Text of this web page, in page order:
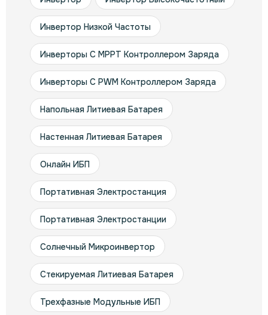
Инвертор Низкой Частоты
Инверторы С MPPT Контроллером Заряда
Инверторы С PWM Контроллером Заряда
Напольная Литиевая Батарея
Настенная Литиевая Батарея
Онлайн ИБП
Портативная Электростанция
Портативная Электростанции
Солнечный Микроинвертор
Стекируемая Литиевая Батарея
Трехфазные Модульные ИБП